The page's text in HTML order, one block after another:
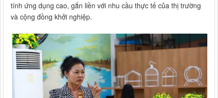
tính ứng dụng cao, gắn liền với nhu cầu thực tế của thị trường
và cộng đồng khởi nghiệp.